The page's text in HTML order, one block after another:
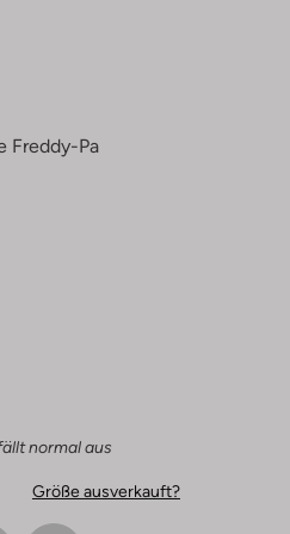
Freddy-Pa
normal aus
Größe ausverkauft?